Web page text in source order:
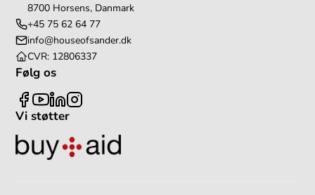
8700 Horsens, Danmark
+45 75 62 64 77
info@houseofsander.dk
CVR: 12806337
Følg os
Vi støtter